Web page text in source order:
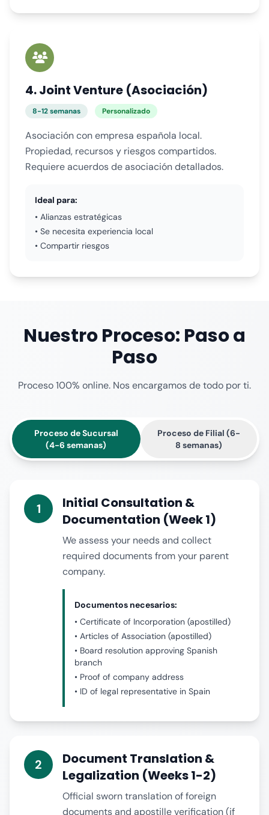
4. Joint Venture (Asociación)
8-12 semanas Personalizado
Asociación con empresa española local.
Propiedad, recursos y riesgos compartidos.
Requiere acuerdos de asociación detallados.
Ideal para:
• Alianzas estratégicas
• Se necesita experiencia local
• Compartir riesgos
Nuestro Proceso: Paso a
Paso
Proceso 100% online. Nos encargamos de todo por ti.
Proceso de Sucursal
(4-6 semanas)
Proceso de Filial (6-
8 semanas)
1
Initial Consultation &
Documentation (Week 1)
We assess your needs and collect
required documents from your parent
company.
Documentos necesarios:
• Certificate of Incorporation (apostilled)
• Articles of Association (apostilled)
• Board resolution approving Spanish
branch
• Proof of company address
• ID of legal representative in Spain
2
Document Translation &
Legalization (Weeks 1-2)
Official sworn translation of foreign
documents and apostille verification (if